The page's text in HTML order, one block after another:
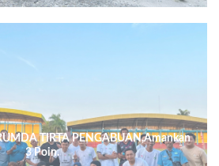
TIRTA PENGABUAN,Amankan
3 Poin.